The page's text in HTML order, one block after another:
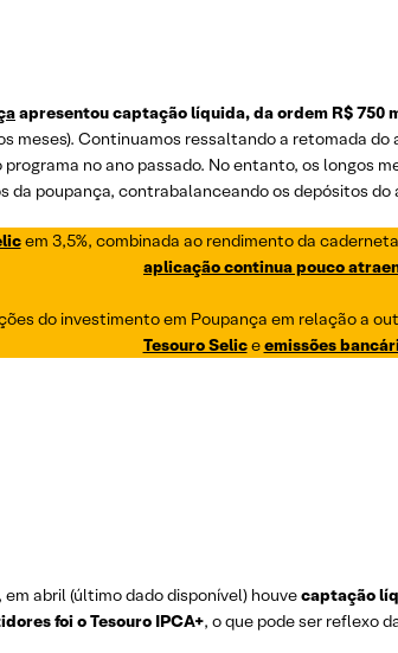
apresentou captação líquida, da ordem R$ 750
meses). Continuamos ressaltando a retomada
no ano passado. No entanto, os longos
da poupança, contrabalanceando os depósitos do
em 3,5%, combinada ao rendimento da
aplicação continua pouco
do investimento em Poupança em relação a
Tesouro Seliceemissões
, em abril (último dado disponível) houvecaptação
foi o Tesouro IPCA+, o que pode ser reflexo